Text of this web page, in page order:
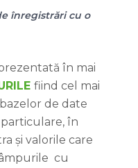
înregistrări cu o
în mai
fiind cel mai
de date
în
și valorile care
cu